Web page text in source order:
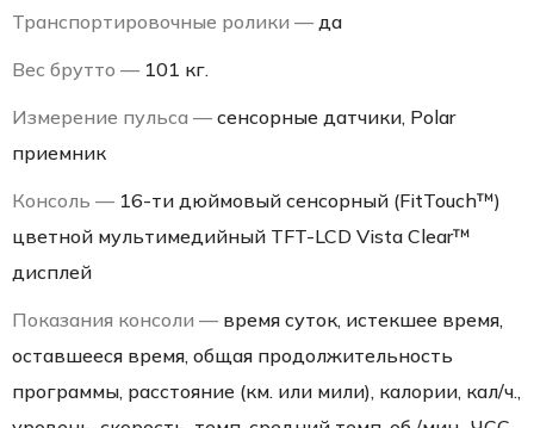
Транспортировочные ролики — да
Вес брутто — 101 кг.
Измерение пульса — сенсорные датчики, Polar
приемник
Консоль — 16-ти дюймовый сенсорный (FitTouch™)
цветной мультимедийный TFT-LCD Vista Clear™
дисплей
Показания консоли — время суток, истекшее время,
оставшееся время, общая продолжительность
программы, расстояние (км. или мили), калории, кал/ч.,